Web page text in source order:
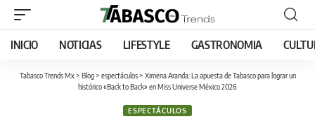
INICIO NOTICIAS LIFESTYLE GASTRONOMIA
Tabasco Trends Mx> Blog> espectáculos> Ximena Aranda: La apuesta de Tabasco para lograr un
histórico «Back to Back» en Miss Universe México 2026
ESPECTÁCULOS